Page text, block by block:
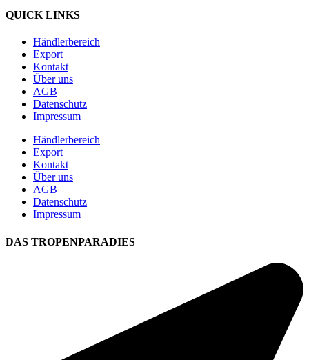
QUICK LINKS
Händlerbereich
Export
Kontakt
Über uns
AGB
Datenschutz
Impressum
Händlerbereich
Export
Kontakt
Über uns
AGB
Datenschutz
Impressum
DAS TROPENPARADIES